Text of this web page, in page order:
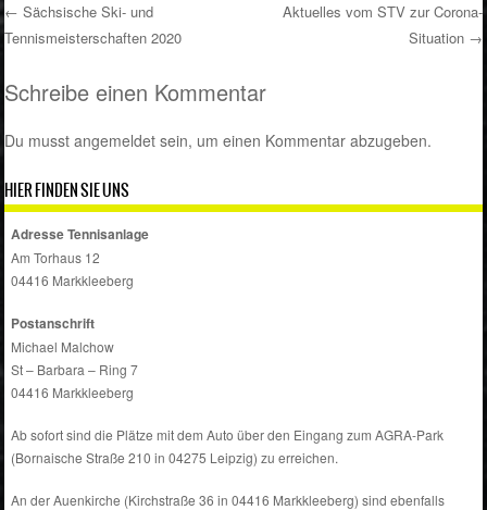
Post navigation
← Sächsische Ski- und
Tennismeisterschaften 2020
Aktuelles vom STV zur Corona-
Situation →
Schreibe einen Kommentar
Du musstangemeldet sein, um einen Kommentar abzugeben.
HIER FINDEN SIE UNS
Adresse Tennisanlage
Am Torhaus 12
04416 Markkleeberg
Postanschrift
Michael Malchow
St – Barbara – Ring 7
04416 Markkleeberg
Ab sofort sind die Plätze mit dem Auto über den Eingang zum AGRA-Park
(Bornaische Straße 210 in 04275 Leipzig) zu erreichen.
An der Auenkirche (Kirchstraße 36 in 04416 Markkleeberg) sind ebenfalls